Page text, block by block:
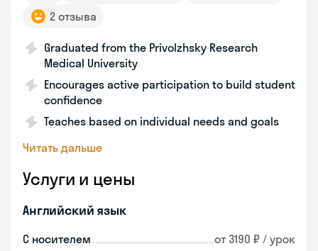
2 отзыва
Graduated from the Privolzhsky Research
Medical University
Encourages active participation to build student
confidence
Teaches based on individual needs and goals
Читать дальше
Услуги и цены
Английский язык
С носителем от 3190 ₽ / урок